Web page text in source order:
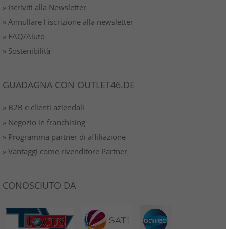
» Iscriviti alla Newsletter
» Annullare l iscrizione alla newsletter
» FAQ/Aiuto
» Sostenibilità
GUADAGNA CON OUTLET46.DE
» B2B e clienti aziendali
» Negozio in franchising
» Programma partner di affiliazione
» Vantaggi come rivenditore Partner
CONOSCIUTO DA